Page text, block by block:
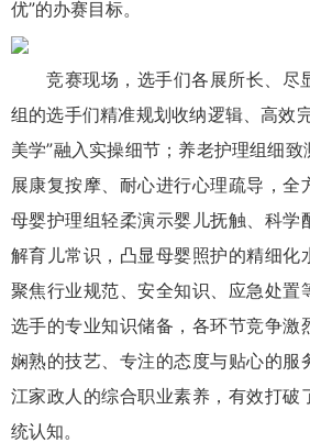
优”的办赛目标。
竞赛现场，选手们各展所长、尽
组的选手们精准规划收纳逻辑、高效
美学”融入实操细节；养老护理组细
展康复按摩、耐心进行心理疏导，全
母婴护理组轻柔演示婴儿抚触、科学
解育儿常识，凸显母婴照护的精细化
聚焦行业规范、安全知识、应急处置
选手的专业知识储备，各环节竞争激
娴熟的技艺、专注的态度与贴心的服
江家政人的综合职业素养，有效打破
统认知。